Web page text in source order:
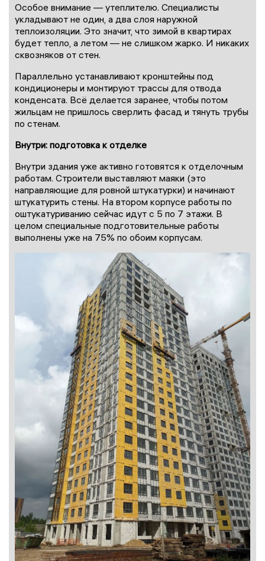
Особое внимание — утеплителю. Специалисты
укладывают не один, а два слоя наружной
теплоизоляции. Это значит, что зимой в квартирах
будет тепло, а летом — не слишком жарко. И никаких
сквозняков от стен.
Параллельно устанавливают кронштейны под
кондиционеры и монтируют трассы для отвода
конденсата. Всё делается заранее, чтобы потом
жильцам не пришлось сверлить фасад и тянуть трубы
по стенам.
Внутри: подготовка к отделке
Внутри здания уже активно готовятся к отделочным
работам. Строители выставляют маяки (это
направляющие для ровной штукатурки) и начинают
штукатурить стены. На втором корпусе работы по
оштукатуриванию сейчас идут с 5 по 7 этажи. В
целом специальные подготовительные работы
выполнены уже на 75% по обоим корпусам.